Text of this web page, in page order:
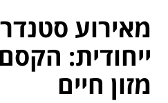
מאירוע
ייחודית:
מזון חיים